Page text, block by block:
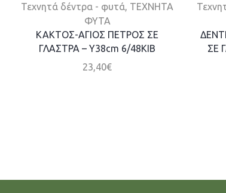
Τεχνητά δέντρα - φυτά, ΤΕΧΝΗΤΑ
ΦΥΤΑ
ΚΑΚΤΟΣ-ΑΓΙΟΣ ΠΕΤΡΟΣ ΣΕ
ΓΛΑΣΤΡΑ – Y38cm 6/48KIB
23,40€
ΣΕ